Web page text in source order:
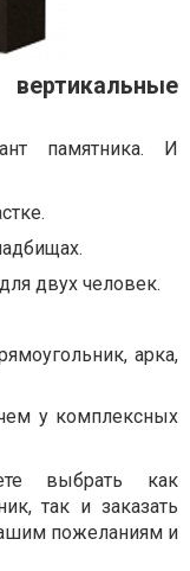
памятника. И
двух человек.
арка,
у комплексных
выбрать как
так и заказать
пожеланиям и